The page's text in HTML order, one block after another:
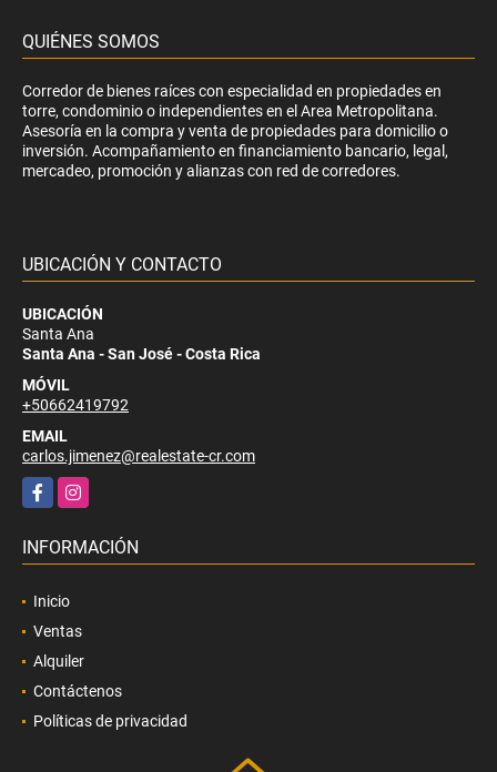
QUIÉNES SOMOS
Corredor de bienes raíces con especialidad en propiedades en
torre, condominio o independientes en el Area Metropolitana.
Asesoría en la compra y venta de propiedades para domicilio o
inversión. Acompañamiento en financiamiento bancario, legal,
mercadeo, promoción y alianzas con red de corredores.
UBICACIÓN Y CONTACTO
UBICACIÓN
Santa Ana
Santa Ana - San José - Costa Rica
MÓVIL
+50662419792
EMAIL
carlos.jimenez@realestate-cr.com
FacebookInstagram
INFORMACIÓN
Inicio
Ventas
Alquiler
Contáctenos
Políticas de privacidad